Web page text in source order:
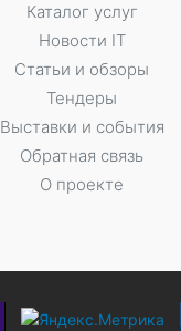
Каталог услуг
Новости IT
Статьи и обзоры
Тендеры
Выставки и события
Обратная связь
О проекте